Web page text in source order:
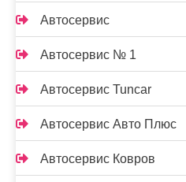
Автосервис
Автосервис № 1
Автосервис Tuncar
Автосервис Авто Плюс
Автосервис Ковров